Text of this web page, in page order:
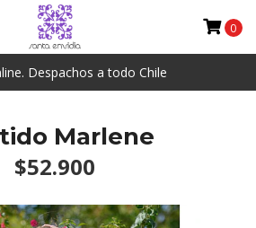
Despachos a todo Chile
0
Marlene
$52.900